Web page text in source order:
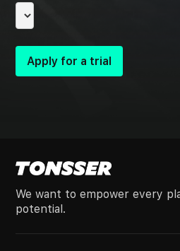
We want to empower every
potential.